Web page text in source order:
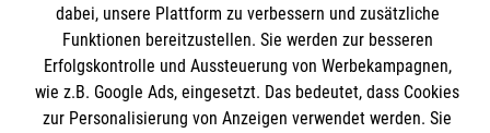
Wir Malteser
Downloads
Kontakt
Impressum
Malteser online
dabei, unsere Plattform zu verbessern und zusätzliche
Funktionen bereitzustellen. Sie werden zur besseren
Erfolgskontrolle und Aussteuerung von Werbekampagnen,
wie z.B. Google Ads, eingesetzt. Das bedeutet, dass Cookies
zur Personalisierung von Anzeigen verwendet werden. Sie